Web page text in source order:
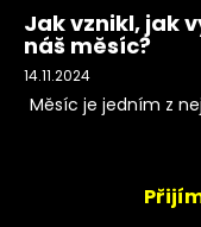
Jak vznikl, jak
náš měsíc?
14.11.2024
Měsíc je jedním z